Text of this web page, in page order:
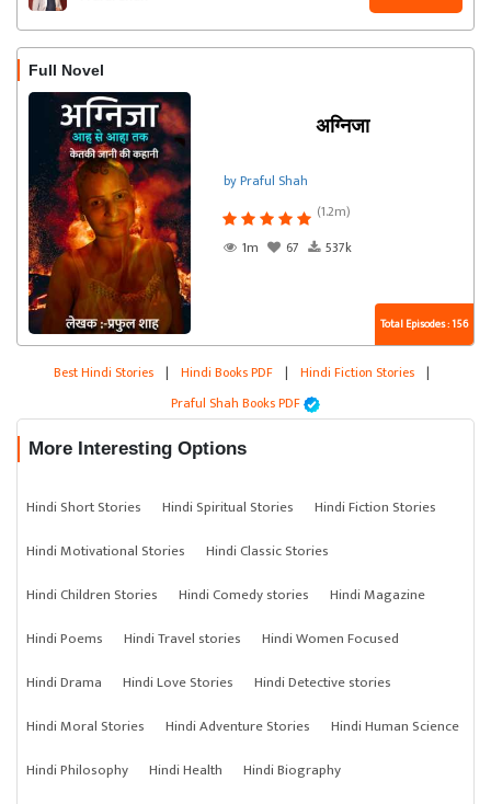
Full Novel
अग्निजा
by Praful Shah
(1.2m)
1m
67 537k
Total Episodes : 156
Best Hindi Stories | Hindi Books PDF | Hindi Fiction Stories |
Praful Shah Books PDF
More Interesting Options
Hindi Short Stories Hindi Spiritual Stories
Hindi Fiction Stories
Hindi Motivational Stories
Hindi Classic Stories
Hindi Children Stories
Hindi Comedy stories
Hindi Magazine
Hindi Poems
Hindi Travel stories
Hindi Women Focused
Hindi Drama
Hindi Love Stories
Hindi Detective stories
Hindi Moral Stories
Hindi Adventure Stories
Hindi Human Science
Hindi Philosophy
Hindi Health
Hindi Biography